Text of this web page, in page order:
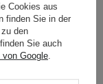
Cookies aus
finden Sie in der
zu den
Sie auch
von Google